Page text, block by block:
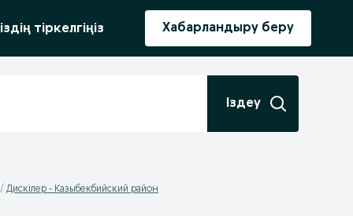
тіркелгіңіз Хабарландыру беру
Іздеу
Дискілер - Казыбекбийский район